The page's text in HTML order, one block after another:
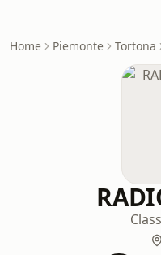
Home Piemonte Tortona